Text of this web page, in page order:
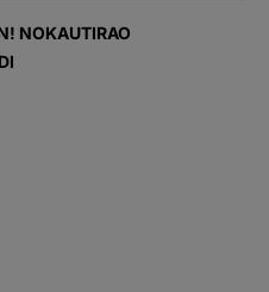
NOKAUTIRAO